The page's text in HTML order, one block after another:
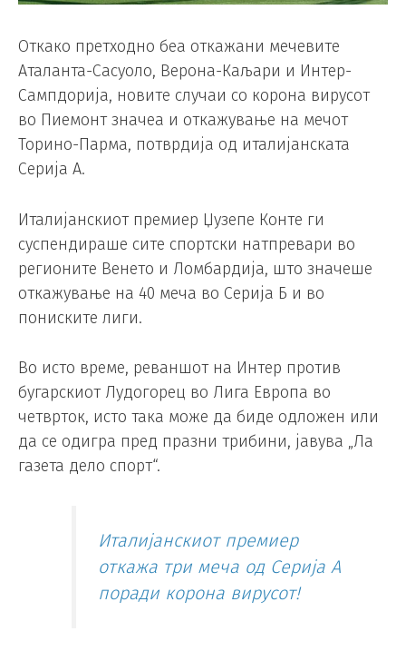
Откако претходно беа откажани мечевите
Аталанта-Сасуоло, Верона-Каљари и Интер-
Сампдорија, новите случаи со корона вирусот
во Пиемонт значеа и откажување на мечот
Торино-Парма, потврдија од италијанската
Серија А.
Италијанскиот премиер Џузепе Конте ги
суспендираше сите спортски натпревари во
регионите Венето и Ломбардија, што значеше
откажување на 40 меча во Серија Б и во
пониските лиги.
Во исто време, реваншот на Интер против
бугарскиот Лудогорец во Лига Европа во
четврток, исто така може да биде одложен или
да се одигра пред празни трибини, јавува „Ла
газета дело спорт“.
Италијанскиот премиер
откажа три меча од Серија А
поради корона вирусот!